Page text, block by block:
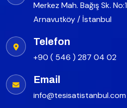
Merkez Mah. Bağış Sk. No:1
Arnavutköy / İstanbul
Telefon
+90 ( 546 ) 287 04 02
Email
info@tesisatistanbul.com